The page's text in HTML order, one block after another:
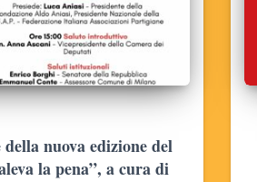
della nuova edizione del
la pena”, a cura di